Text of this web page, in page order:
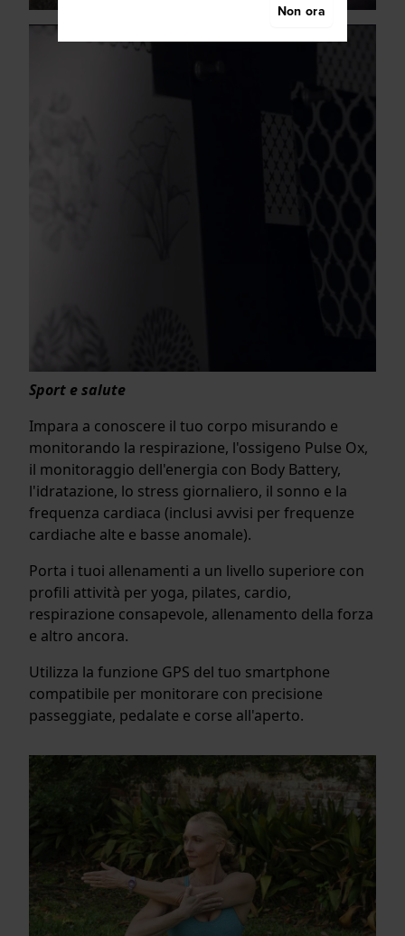
Sport e salute
Impara a conoscere il tuo corpo misurando e
monitorando la respirazione, l'ossigeno Pulse Ox,
il monitoraggio dell'energia con Body Battery,
l'idratazione, lo stress giornaliero, il sonno e la
frequenza cardiaca (inclusi avvisi per frequenze
cardiache alte e basse anomale).
Porta i tuoi allenamenti a un livello superiore con
profili attività per yoga, pilates, cardio,
respirazione consapevole, allenamento della forza
e altro ancora.
Utilizza la funzione GPS del tuo smartphone
compatibile per monitorare con precisione
passeggiate, pedalate e corse all'aperto.
Non ora